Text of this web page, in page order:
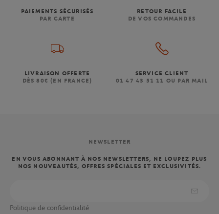
PAIEMENTS SÉCURISÉS
PAR CARTE
RETOUR FACILE
DE VOS COMMANDES
LIVRAISON OFFERTE
DÈS 80€ (EN FRANCE)
SERVICE CLIENT
01 47 43 51 11 OU PAR MAIL
NEWSLETTER
EN VOUS ABONNANT À NOS NEWSLETTERS, NE LOUPEZ PLUS
NOS NOUVEAUTÉS, OFFRES SPÉCIALES ET EXCLUSIVITÉS.
Politique de confidentialité